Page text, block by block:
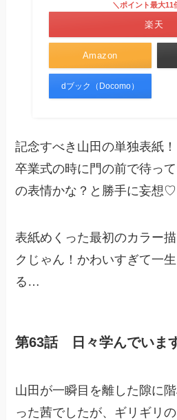
Amazon
＼ポイント最大11
楽天
dブック（Docomo）
記念すべき山田の単独表紙
卒業式の時に門の前で待っ
の表情かな？と勝手に妄想♡
表紙めくった最初のカラー
クじゃん！かわいすぎて一
る…
第63話 日々学んでいま
山田が一瞬目を離した隙に
った茜でしたが、ギリギリ